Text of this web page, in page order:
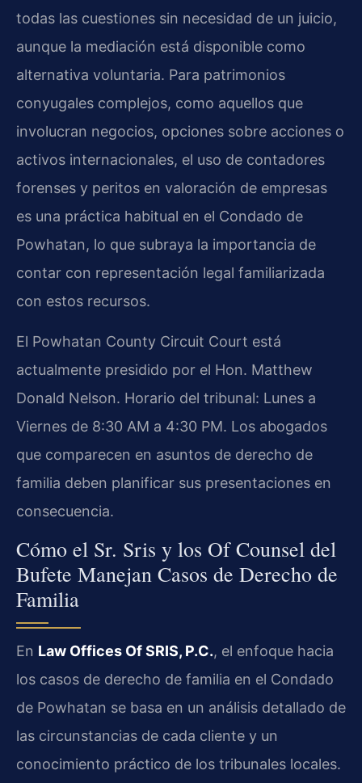
todas las cuestiones sin necesidad de un juicio,
aunque la mediación está disponible como
alternativa voluntaria. Para patrimonios
conyugales complejos, como aquellos que
involucran negocios, opciones sobre acciones o
activos internacionales, el uso de contadores
forenses y peritos en valoración de empresas
es una práctica habitual en el Condado de
Powhatan, lo que subraya la importancia de
contar con representación legal familiarizada
con estos recursos.
El Powhatan County Circuit Court está
actualmente presidido por el Hon. Matthew
Donald Nelson. Horario del tribunal: Lunes a
Viernes de 8:30 AM a 4:30 PM. Los abogados
que comparecen en asuntos de derecho de
familia deben planificar sus presentaciones en
consecuencia.
Cómo el Sr. Sris y los Of Counsel del
Bufete Manejan Casos de Derecho de
Familia
En Law Offices Of SRIS, P.C., el enfoque hacia
los casos de derecho de familia en el Condado
de Powhatan se basa en un análisis detallado de
las circunstancias de cada cliente y un
conocimiento práctico de los tribunales locales.